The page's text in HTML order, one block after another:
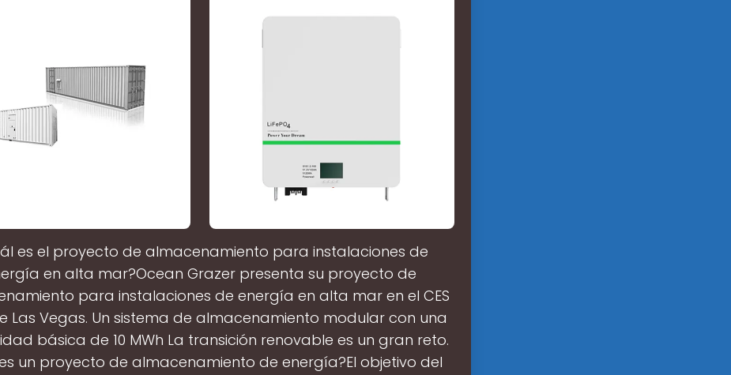
es el proyecto de almacenamiento para instalaciones de
en alta mar?Ocean Grazer presenta su proyecto de
para instalaciones de energía en alta mar en el CES
Las Vegas. Un sistema de almacenamiento modular con una
básica de 10 MWh La transición renovable es un gran reto.
un proyecto de almacenamiento de energía?El objetivo del